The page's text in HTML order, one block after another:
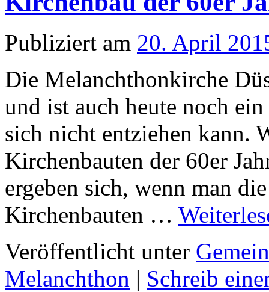
Publiziert am 20. April
Die Melanchthonkirche
und ist auch heute noch
sich nicht entziehen kann.
Kirchenbauten der 60er
ergeben sich, wenn man
Kirchenbauten …
Veröffentlicht unter
Melanchthon | Schreib